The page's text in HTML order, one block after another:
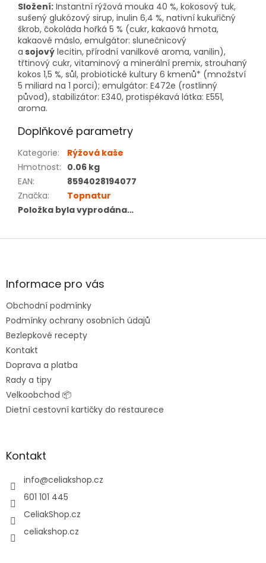
Složení: Instantní rýžová mouka 40 %, kokosový tuk,
sušený glukózový sirup, inulin 6,4 %, nativní kukuřičný
škrob, čokoláda hořká 5 % (cukr, kakaová hmota,
kakaové máslo, emulgátor: slunečnicový
a sojový lecitin, přírodní vanilkové aroma, vanilin),
třtinový cukr, vitaminový a minerální premix, strouhaný
kokos 1,5 %, sůl, probiotické kultury 6 kmenů* (množství
5 miliard na 1 porci); emulgátor: E472e (rostlinný
původ), stabilizátor: E340, protispékavá látka: E551,
aroma.
Doplňkové parametry
Kategorie:
Rýžová kaše
Hmotnost: 0.06 kg
EAN:
8594028194077
Značka:
Topnatur
Položka byla vyprodána…
Z
aInformace pro vás
Obchodní podmínky
Podmínky ochrany osobních údajů
Bezlepkové recepty
Kontakt
Doprava a platba
Rady a tipy
Velkoobchod 📦
Dietní cestovní kartičky do restaurece
Kontakt
info@celiakshop.cz
601 101 445
CeliakShop.cz
celiakshop.cz